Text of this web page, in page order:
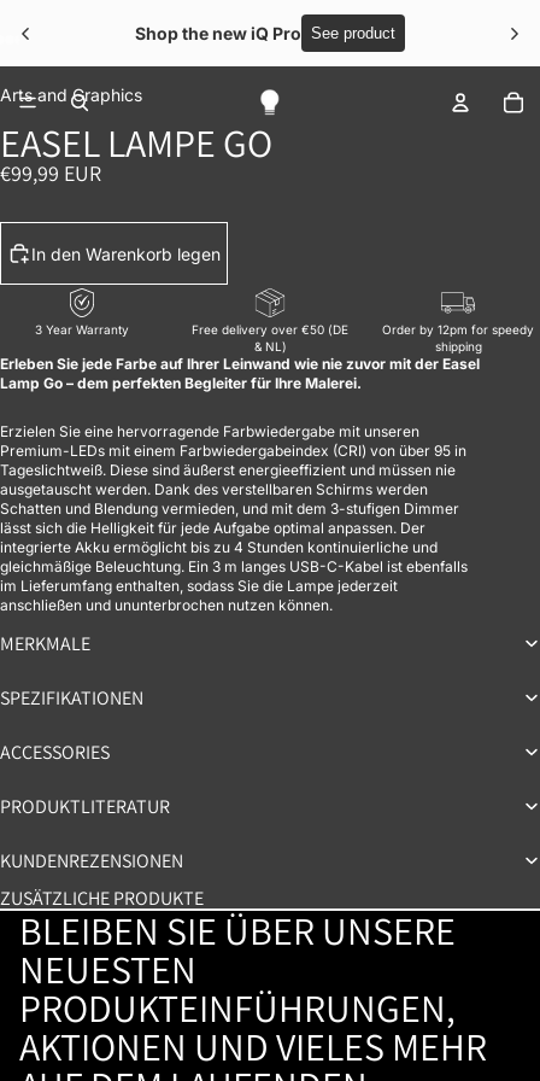
Shop the new iQ Pro See product
Arts and Graphics
EASEL LAMPE GO
€99,99 EUR
In den Warenkorb legen
3 Year Warranty
Free delivery over €50 (DE
& NL)
Order by 12pm for speedy
shipping
Erleben Sie jede Farbe auf Ihrer Leinwand wie nie zuvor mit der Easel
Lamp Go – dem perfekten Begleiter für Ihre Malerei.
Erzielen Sie eine hervorragende Farbwiedergabe mit unseren
Premium-LEDs mit einem Farbwiedergabeindex (CRI) von über 95 in
Tageslichtweiß. Diese sind äußerst energieeffizient und müssen nie
ausgetauscht werden. Dank des verstellbaren Schirms werden
Schatten und Blendung vermieden, und mit dem 3-stufigen Dimmer
lässt sich die Helligkeit für jede Aufgabe optimal anpassen. Der
integrierte Akku ermöglicht bis zu 4 Stunden kontinuierliche und
gleichmäßige Beleuchtung. Ein 3 m langes USB-C-Kabel ist ebenfalls
im Lieferumfang enthalten, sodass Sie die Lampe jederzeit
anschließen und ununterbrochen nutzen können.
MERKMALE
SPEZIFIKATIONEN
ACCESSORIES
PRODUKTLITERATUR
KUNDENREZENSIONEN
ZUSÄTZLICHE PRODUKTE
BLEIBEN SIE ÜBER UNSERE
NEUESTEN
PRODUKTEINFÜHRUNGEN,
AKTIONEN UND VIELES MEHR